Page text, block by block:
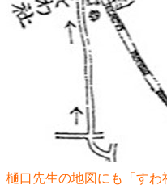
樋口先生の地図にも「す